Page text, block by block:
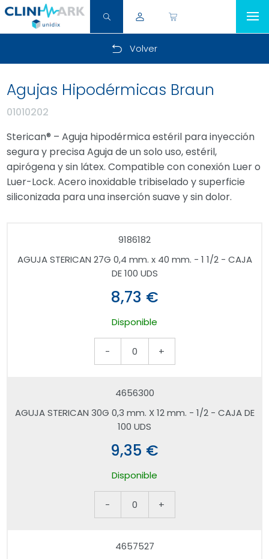
Volver
Agujas Hipodérmicas Braun
01010202
Sterican® – Aguja hipodérmica estéril para inyección
segura y precisa Aguja de un solo uso, estéril,
apirógena y sin látex. Compatible con conexión Luer o
Luer-Lock. Acero inoxidable tribiselado y superficie
siliconizada para una inserción suave y sin dolor.
9186182
AGUJA STERICAN 27G 0,4 mm. x 40 mm. - 1 1/2 - CAJA
DE 100 UDS
8,73 €
Disponible
- 0 +
4656300
AGUJA STERICAN 30G 0,3 mm. X 12 mm. - 1/2 - CAJA DE
100 UDS
9,35 €
Disponible
- 0 +
4657527